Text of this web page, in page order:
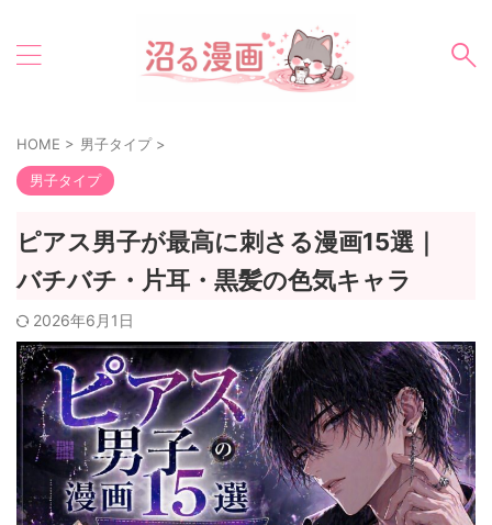
HOME > 男子タイプ >
男子タイプ
ピアス男子が最高に刺さる漫画15選｜
バチバチ・片耳・黒髪の色気キャラ
2026年6月1日